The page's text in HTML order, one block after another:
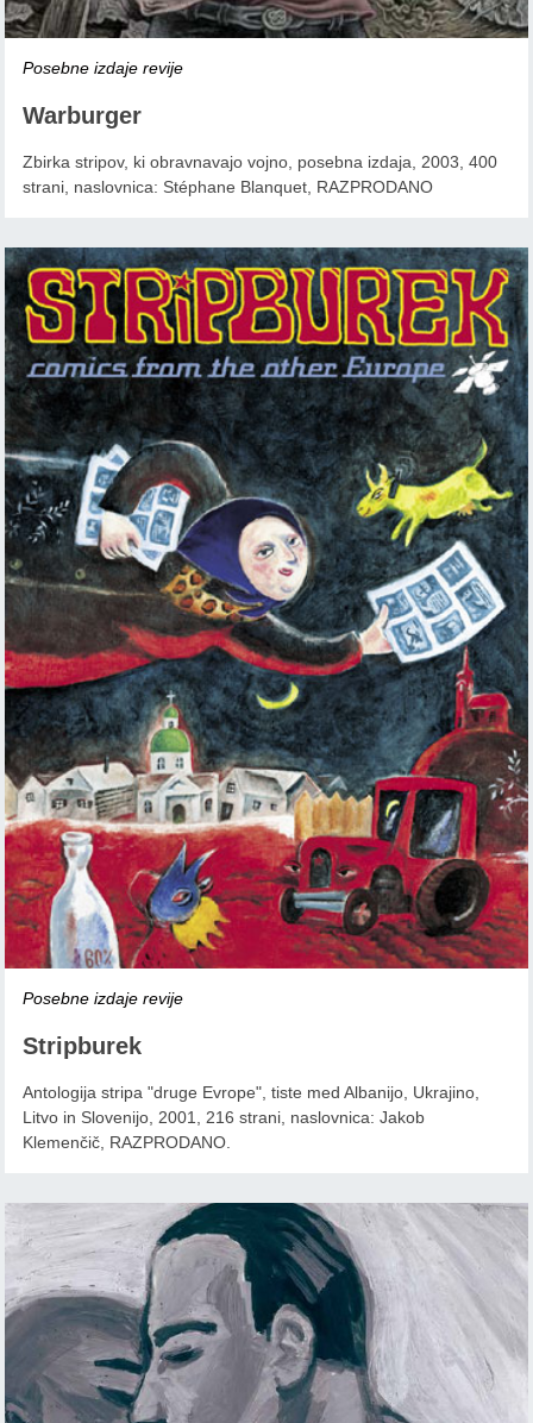
Posebne izdaje revije
Warburger
Zbirka stripov, ki obravnavajo vojno, posebna izdaja, 2003, 400
strani, naslovnica: Stéphane Blanquet, RAZPRODANO
Posebne izdaje revije
Stripburek
Antologija stripa "druge Evrope", tiste med Albanijo, Ukrajino,
Litvo in Slovenijo, 2001, 216 strani, naslovnica: Jakob
Klemenčič, RAZPRODANO.